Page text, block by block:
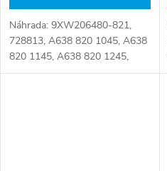
Náhrada: 9XW206480-821,
728813, A638 820 1045, A638
820 1145, A638 820 1245,
A638 820 1345, TIR653,